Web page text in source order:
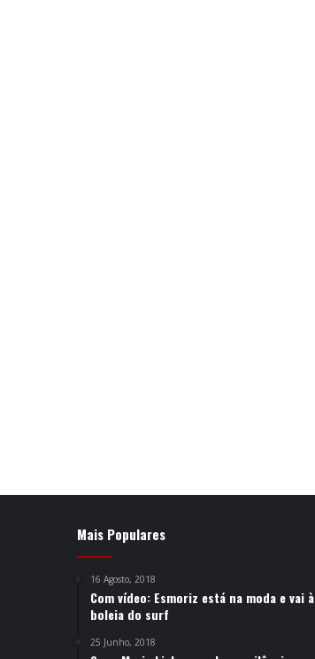
Mais Populares
16 Agosto, 2018
Com vídeo: Esmoriz está na moda e vai à
boleia do surf
25 Junho, 2018